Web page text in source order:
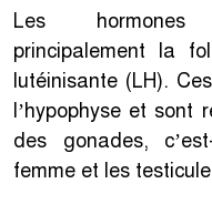
Les hormones
principalement la
lutéinisante (LH).
l’hypophyse et sont
des gonades,
femme et les